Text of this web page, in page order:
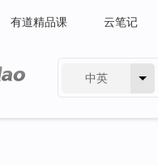
有道精品课 云笔记
中英